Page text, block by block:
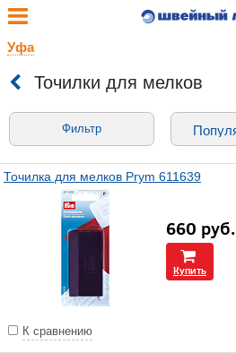
Уфа
Точилки для мелков
Фильтр
Точилка для мелков Prym 611639
660 руб.
Купить
К сравнению